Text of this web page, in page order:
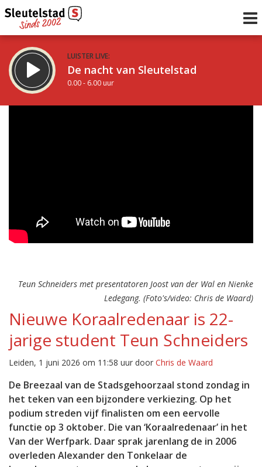
LUISTER LIVE:
De nacht van Sleutelstad
0.00 - 6.00 uur
Teun Schneiders met presentatoren Joost van der Wal en Nienke
Ledegang. (Foto's/video: Chris de Waard)
Nieuwe Koraalredenaar is 22-
jarige student Teun Schneiders
Leiden, 1 juni 2026 om 11:58 uur door Chris de Waard
De Breezaal van de Stadsgehoorzaal stond zondag in
het teken van een bijzondere verkiezing. Op het
podium streden vijf finalisten om een eervolle
functie op 3 oktober. Die van ‘Koraalredenaar’ in het
Van der Werfpark. Daar sprak jarenlang de in 2006
overleden Alexander den Tonkelaar de